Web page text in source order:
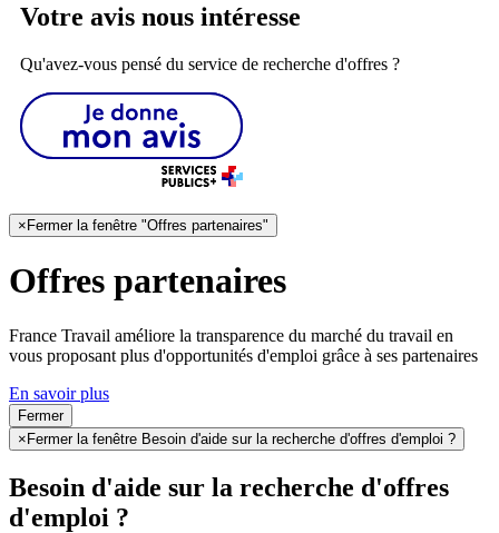
Votre avis nous intéresse
Qu'avez-vous pensé du service de recherche d'offres ?
× Fermer la fenêtre "Offres partenaires"
Offres partenaires
France Travail améliore la transparence du marché du travail en
vous proposant plus d'opportunités d'emploi grâce à ses partenaires
En savoir plus
Fermer
×Fermer la fenêtre Besoin d'aide sur la recherche d'offres d'emploi ?
Besoin d'aide sur la recherche d'offres
d'emploi ?